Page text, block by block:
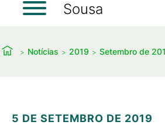
Sousa
Notícias 2019 Setembro de
5 DE SETEMBRO DE 2019